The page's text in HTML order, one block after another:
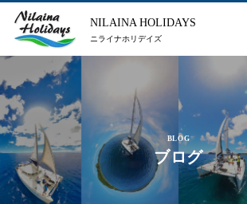
NILAINA HOLIDAYS
ニライナホリデイズ
BLOG
ブログ